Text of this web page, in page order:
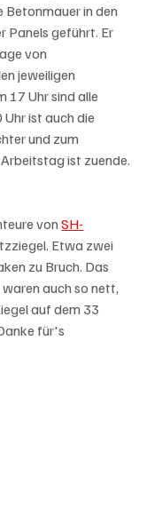
Betonmauer in den
Panels geführt. Er
von
jeweiligen
17 Uhr sind alle
ist auch die
und zum
ist zuende.
von SH-
Etwa zwei
zu Bruch. Das
auch so nett,
auf dem 33
für's